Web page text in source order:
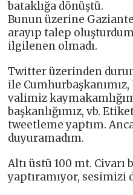
bataklığa dönüştü.
Bunun üzerine
arayıp talep
ilgilenen olmadı.
Twitter üzerinden
ile Cumhurbaşkanımız,
valimiz
başkanlığımız, vb.
tweetleme yaptım.
duyuramadım.
Altı üstü 100 mt.
yaptıramıyor, sesimizi